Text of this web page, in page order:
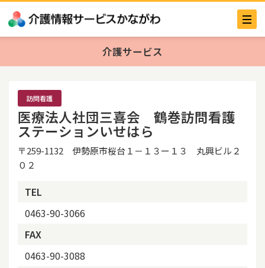
介護サービス
訪問看護
医療法人社団三喜会 鶴巻訪問看護
ステーションいせはら
〒259-1132 伊勢原市桜台１－１３ー１３ 丸興ビル２
０２
TEL
0463-90-3066
FAX
0463-90-3088